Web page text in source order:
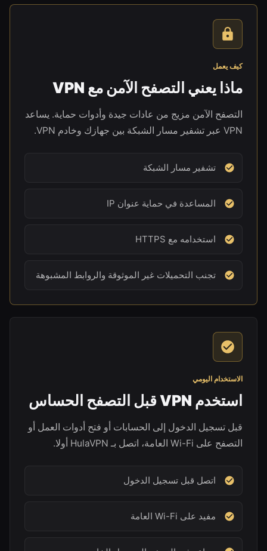
كيف يعمل
ماذا يعني التصفح الآمن مع VPN
التصفح الآمن مزيج من عادات جيدة وأدوات حماية. يساعد
VPN عبر تشفير مسار الشبكة بين جهازك وخادم VPN.
تشفير مسار الشبكة
المساعدة في حماية عنوان IP
استخدامه مع HTTPS
تجنب التحميلات غير الموثوقة والروابط المشبوهة
الاستخدام اليومي
استخدم VPN قبل التصفح الحساس
قبل تسجيل الدخول إلى الحسابات أو فتح أدوات العمل أو
التصفح على Wi-Fi العامة، اتصل بـ HulaVPN أولا.
اتصل قبل تسجيل الدخول
مفيد على Wi-Fi العامة